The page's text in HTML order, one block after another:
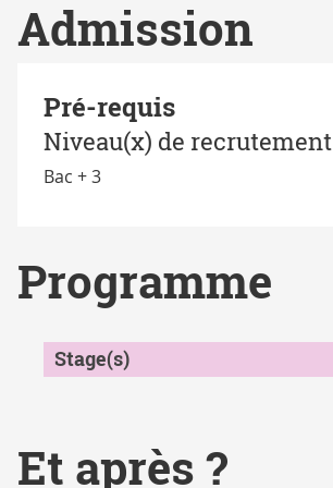
Admission
Pré-requis
Niveau(x) de recrutement
Bac + 3
Programme
Stage(s)
Et après ?